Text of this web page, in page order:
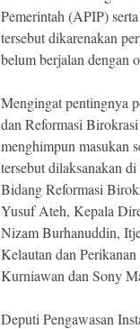
Pemerintah (APIP)
tersebut dikarenakan
belum berjalan dengan
Mengingat pentingnya
dan Reformasi
menghimpun masukan
tersebut dilaksanakan
Bidang Reformasi
Yusuf Ateh, Kepala
Nizam Burhanuddin,
Kelautan dan
Kurniawan dan Sony
Deputi Pengawasan